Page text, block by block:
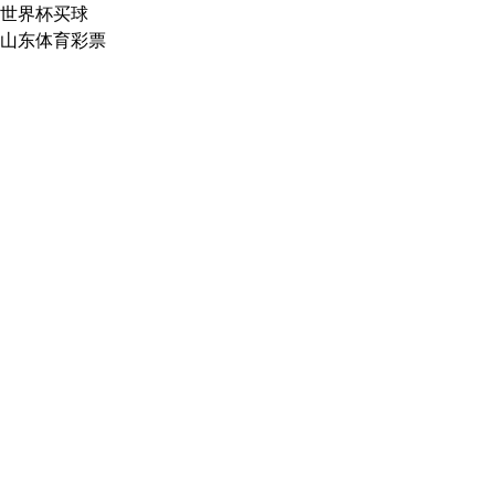
世界杯买球
山东体育彩票